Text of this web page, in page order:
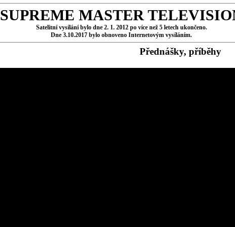
SUPREME MASTER
Satelitní vysílání bylo dne 2. 1. 2012 po více než 5 letech ukončeno.
Dne 3.10.2017 bylo obnoveno Internetovým vysíláním.
Přednášky, příběhy